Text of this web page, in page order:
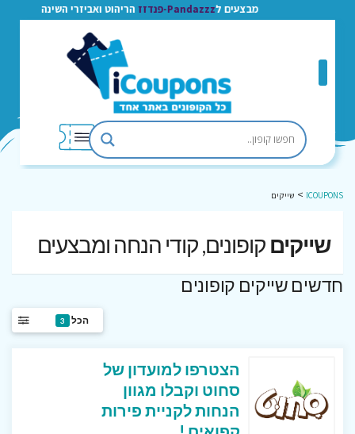
מבצעים ל Pandazzz-פנדזז הריהוט ואביזרי השינה
ICOUPONS
> שייקים
שייקים קופונים, קודי הנחה ומבצעים
חדשים שייקים קופונים
הכל 3
הצטרפו למועדון של
סחוט וקבלו מגוון
הנחות לקניית פירות